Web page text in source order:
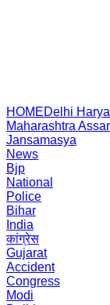
HOMEDelhi
Maharashtra
Jansamasya
News
Bjp
National
Police
Bihar
India
कांग्रेस
Gujarat
Accident
Congress
Modi